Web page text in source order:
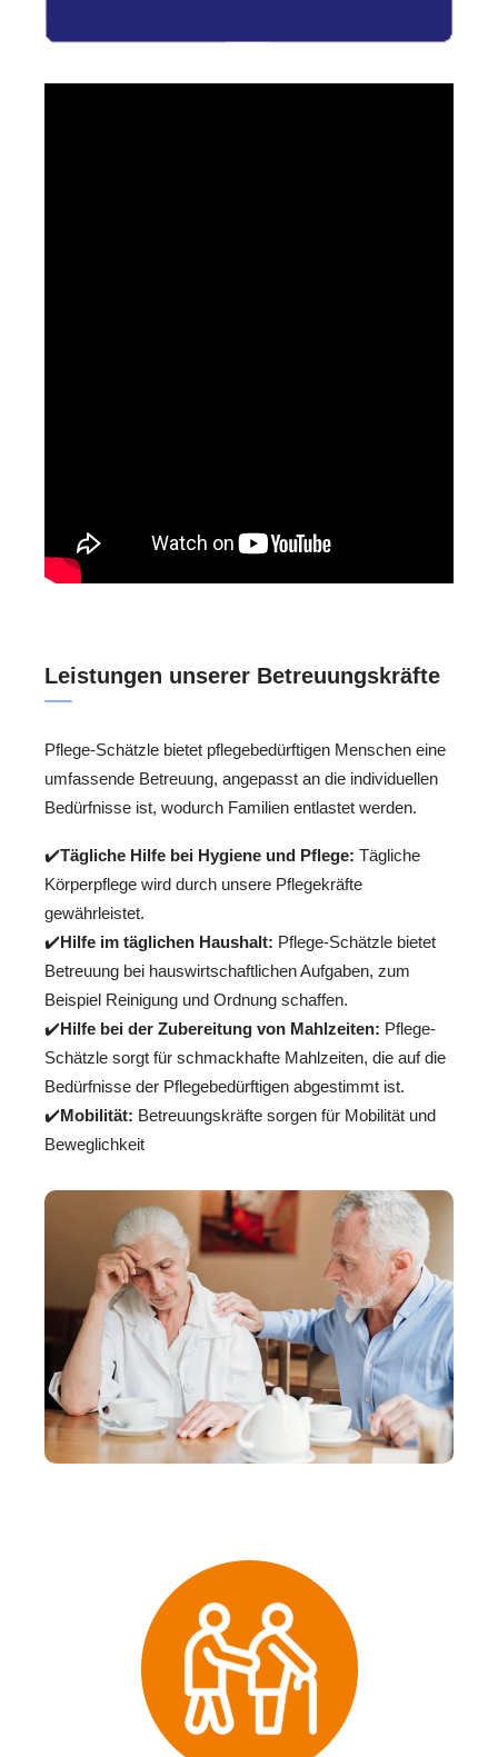
Leistungen unserer Betreuungskräfte
Pflege-Schätzle bietet pflegebedürftigen Menschen eine
umfassende Betreuung, angepasst an die individuellen
Bedürfnisse ist, wodurch Familien entlastet werden.
✔️Tägliche Hilfe bei Hygiene und Pflege: Tägliche
Körperpflege wird durch unsere Pflegekräfte
gewährleistet.
✔️Hilfe im täglichen Haushalt: Pflege-Schätzle bietet
Betreuung bei hauswirtschaftlichen Aufgaben, zum
Beispiel Reinigung und Ordnung schaffen.
✔️Hilfe bei der Zubereitung von Mahlzeiten: Pflege-
Schätzle sorgt für schmackhafte Mahlzeiten, die auf die
Bedürfnisse der Pflegebedürftigen abgestimmt ist.
✔️Mobilität: Betreuungskräfte sorgen für Mobilität und
Beweglichkeit